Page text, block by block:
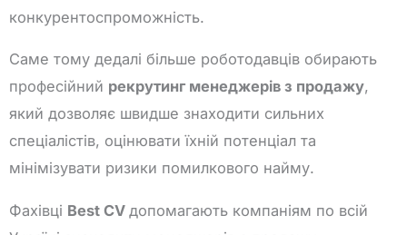
конкурентоспроможність.
Саме тому дедалі більше роботодавців обирають
професійний рекрутинг менеджерів з продажу,
який дозволяє швидше знаходити сильних
спеціалістів, оцінювати їхній потенціал та
мінімізувати ризики помилкового найму.
Фахівці Best CV допомагають компаніям по всій